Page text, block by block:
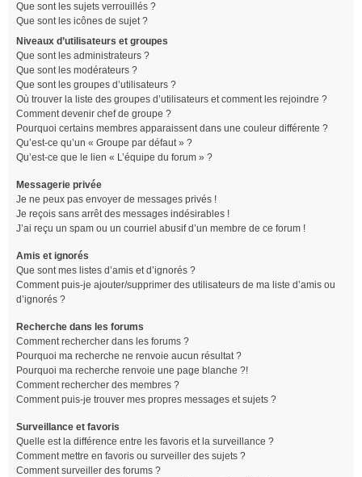
Que sont les sujets verrouillés ?
Que sont les icônes de sujet ?
Niveaux d’utilisateurs et groupes
Que sont les administrateurs ?
Que sont les modérateurs ?
Que sont les groupes d’utilisateurs ?
Où trouver la liste des groupes d’utilisateurs et comment les rejoindre ?
Comment devenir chef de groupe ?
Pourquoi certains membres apparaissent dans une couleur différente ?
Qu’est-ce qu’un « Groupe par défaut » ?
Qu’est-ce que le lien « L’équipe du forum » ?
Messagerie privée
Je ne peux pas envoyer de messages privés !
Je reçois sans arrêt des messages indésirables !
J’ai reçu un spam ou un courriel abusif d’un membre de ce forum !
Amis et ignorés
Que sont mes listes d’amis et d’ignorés ?
Comment puis-je ajouter/supprimer des utilisateurs de ma liste d’amis ou
d’ignorés ?
Recherche dans les forums
Comment rechercher dans les forums ?
Pourquoi ma recherche ne renvoie aucun résultat ?
Pourquoi ma recherche renvoie une page blanche ?!
Comment rechercher des membres ?
Comment puis-je trouver mes propres messages et sujets ?
Surveillance et favoris
Quelle est la différence entre les favoris et la surveillance ?
Comment mettre en favoris ou surveiller des sujets ?
Comment surveiller des forums ?